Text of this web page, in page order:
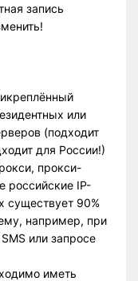
запись
или
(подходит
для России!)
прокси-
российские IP-
существует 90%
например, при
или запросе
иметь
(шт)